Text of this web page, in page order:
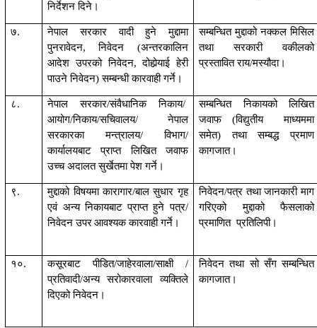
निर्देशन दिने ।
७.
नेपाल सरकार वादी हुने मुद्दामा
पुनरावेदन,
निवेदन (अन्तरकालिन
आदेश उपरको निवेदन, दोहोर्‍याई हेरी
पाउने निवेदन) सम्बन्धी कारवाही गर्ने ।
सम्बन्धित मुद्दाको नक्कल मिसिल
तथा सरकारी वकीलको
प्रस्तावित राय/मस्यौदा।
८. नेपाल सरकार/संवैधानिकनिकाय/
आयोग/निकाय/सचिवालय/ नेपाल
सरकारका
मन्त्रालय/
विभाग/
कार्यालयबाट प्राप्त लिखित जवाफ
उच्च अदालत सुर्खेतमापेश गर्ने ।
सम्बन्धित निकायको लिखित
जवाफ (विद्युतीय
माध्यममा
समेत) तथा सम्बद्ध प्रमाण
कागजात।
९. मुद्दाको विषयमाकारागार/बाल सुधार गृह
एवंअन्य निकायबाट प्राप्त हुने पत्र/
निवेदन उपरआवश्यक कारवाही गर्ने ।
निवेदन/पत्र तथा जानकारी माग
गरिएको मुद्दाको फैसलाको
प्रमाणित प्रतिलिपी।
१०. कसूरबाट पीडित/जाहेरवाला/साक्षी /
प्रतिवादी/अन्य
सरोकारवाला व्यक्तिले
दिएको निवेदन ।
निवेदन तथा सो सँग सम्बन्धित
कागजात।